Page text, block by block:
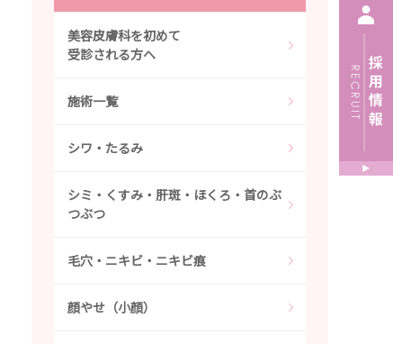
美容皮膚科を初めて
受診される方へ
施術一覧
シワ・たるみ
シミ・くすみ・肝斑・ほくろ・首のぶ
つぶつ
毛穴・ニキビ・ニキビ痕
顔やせ（小顔）